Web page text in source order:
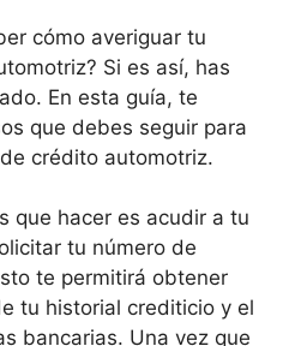
cómo averiguar tu
Si es así, has
En esta guía, te
que debes seguir para
crédito automotriz.
que hacer es acudir a tu
tu número de
te permitirá obtener
tu historial crediticio y el
bancarias. Una vez que